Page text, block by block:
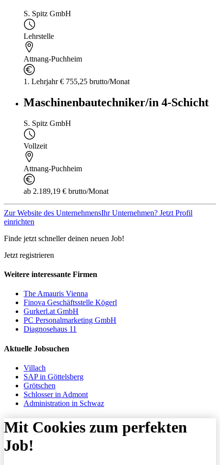
S. Spitz GmbH
Lehrstelle
Attnang-Puchheim
1. Lehrjahr € 755,25 brutto/Monat
Maschinenbautechniker/in 4-Schicht
S. Spitz GmbH
Vollzeit
Attnang-Puchheim
ab 2.189,19 € brutto/Monat
Zur Website des UnternehmensIhr Unternehmen? Jetzt Profil
einrichten
Finde jetzt schneller deinen neuen Job!
Jetzt registrieren
Weitere interessante Firmen
The Amauris Vienna
Finova Geschäftsstelle Kögerl
Gurkerl.at GmbH
PC Personalmarketing GmbH
Diagnosehaus 11
Aktuelle Jobsuchen
Villach
SAP in Göttelsberg
Grötschen
Schlosser in Admont
Administration in Schwaz
Mit Cookies zum perfekten
Job!